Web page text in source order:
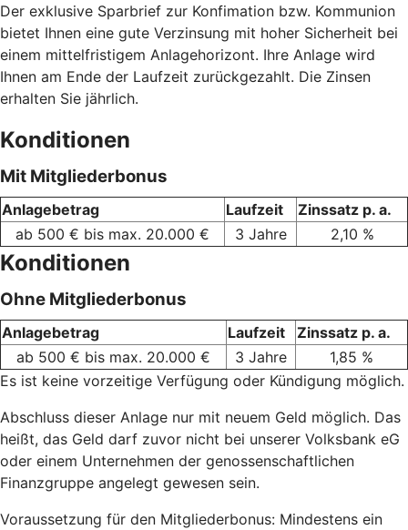
Der exklusive Sparbrief zur Konfimation bzw. Kommunion
bietet Ihnen eine gute Verzinsung mit hoher Sicherheit bei
einem mittelfristigem Anlagehorizont. Ihre Anlage wird
Ihnen am Ende der Laufzeit zurückgezahlt. Die Zinsen
erhalten Sie jährlich.
Konditionen
Mit Mitgliederbonus
Anlagebetrag Laufzeit
Zinssatz p. a.
ab 500 € bis max. 20.000 €
3 Jahre 2,10 %
Konditionen
Ohne Mitgliederbonus
Anlagebetrag Laufzeit
Zinssatz p. a.
ab 500 € bis max. 20.000 €
3 Jahre
1,85 %
Es ist keine vorzeitige Verfügung oder Kündigung möglich.
Abschluss dieser Anlage nur mit neuem Geld möglich. Das
heißt, das Geld darf zuvor nicht bei unserer Volksbank eG
oder einem Unternehmen der genossenschaftlichen
Finanzgruppe angelegt gewesen sein.
Voraussetzung für den Mitgliederbonus: Mindestens ein